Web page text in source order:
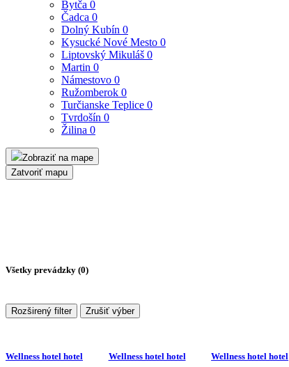
Bytča 0
Čadca 0
Dolný Kubín 0
Kysucké Nové Mesto 0
Liptovský Mikuláš 0
Martin 0
Námestovo 0
Ružomberok 0
Turčianske Teplice 0
Tvrdošín 0
Žilina 0
Zobraziť na mape
Zatvoriť mapu
Všetky prevádzky (0)
Rozširený filter Zrušiť výber
Wellness hotel hotel Wellness hotel hotel Wellness hotel hotel